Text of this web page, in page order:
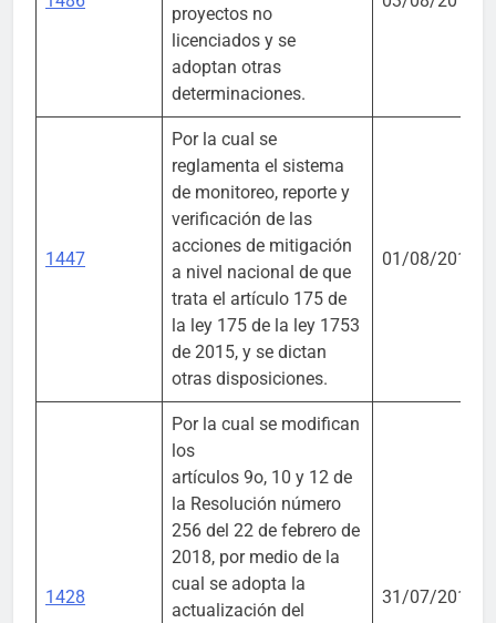
proyectos no
licenciados y se
adoptan otras
determinaciones.
1447
Por la cual se
reglamenta el sistema
de monitoreo, reporte y
verificación de las
acciones de mitigación
a nivel nacional de que
trata el artículo 175 de
la ley 175 de la ley 1753
de 2015, y se dictan
otras disposiciones.
01/08/2018
1428
Por la cual se modifican
los
artículos 9o, 10 y 12 de
la Resolución número
256 del 22 de febrero de
2018, por medio de la
cual se adopta la
actualización del
31/07/2018